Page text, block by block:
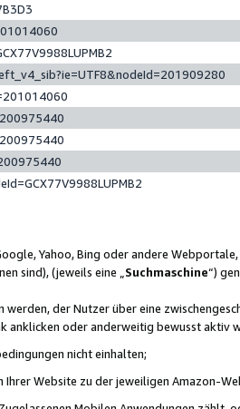
Yahoo, Bing oder andere
sind), (jeweils eine „ Suchmaschine“)
der Nutzer über eine
oder anderweitig bewusst aktiv
nicht einhalten;
Website zu der jeweiligen Amazon-